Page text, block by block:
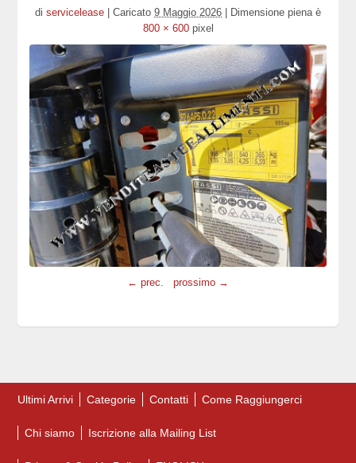
di servicelease Caricato 9 Maggio 2026
Dimensione piena è
800 × 600pixel
← prec. prossimo →
Ultimi Arrivi Categorie Contatti Come Raggiungerci
Chi siamo Iscrizione alla Mailing List